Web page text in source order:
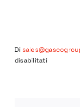
Di
disabilitatisu